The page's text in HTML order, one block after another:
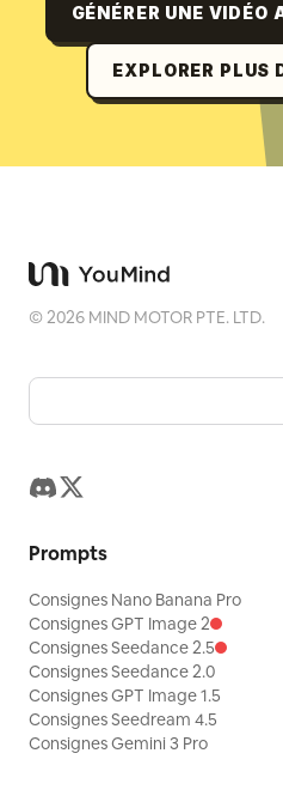
GÉNÉRER UNE VIDÉO
EXPLORER PLUS
©2026 MIND MOTOR PTE. LTD.
Prompts
Consignes Nano Banana Pro
Consignes GPT Image 2
Consignes Seedance 2.5
Consignes Seedance 2.0
Consignes GPT Image 1.5
Consignes Seedream 4.5
Consignes Gemini 3 Pro